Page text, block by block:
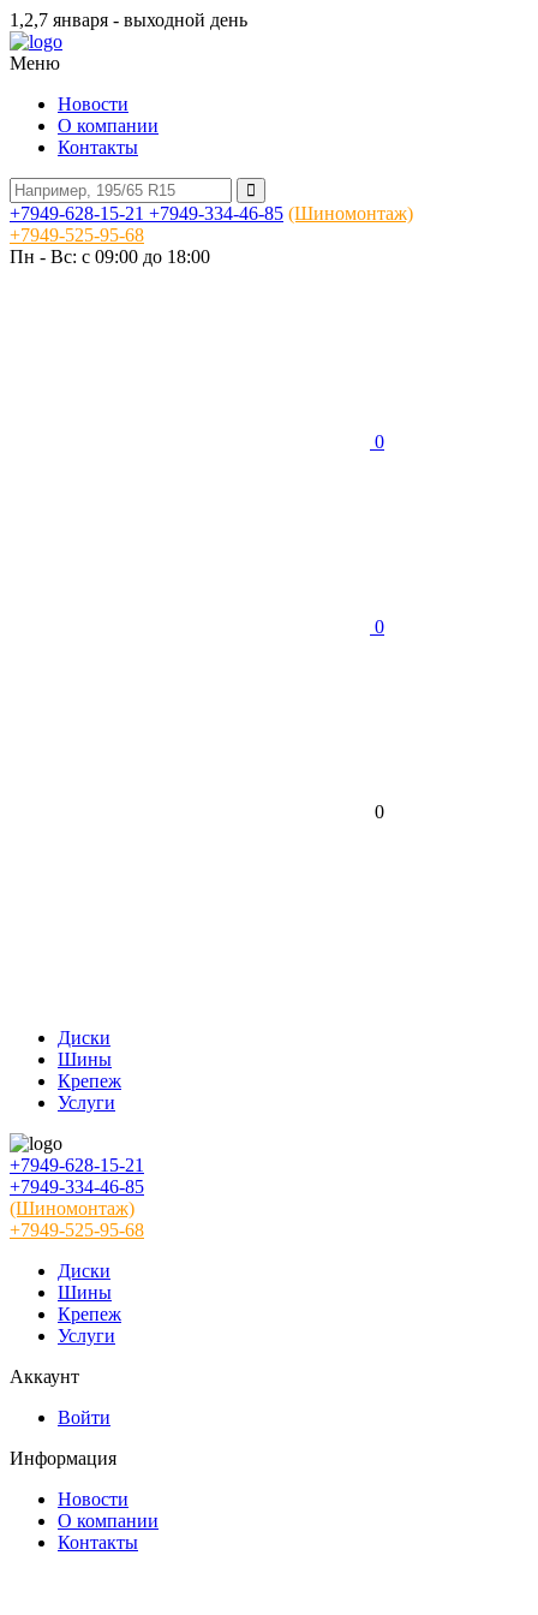
1,2,7 января - выходной день
Меню
Новости
О компании
Контакты
+7949-628-15-21 +7949-334-46-85 (Шиномонтаж)
+7949-525-95-68
Пн - Вс: c 09:00 до 18:00
0
0
0
Диски
Шины
Крепеж
Услуги
+7949-628-15-21
+7949-334-46-85
(Шиномонтаж)
+7949-525-95-68
Диски
Шины
Крепеж
Услуги
Аккаунт
Войти
Информация
Новости
О компании
Контакты